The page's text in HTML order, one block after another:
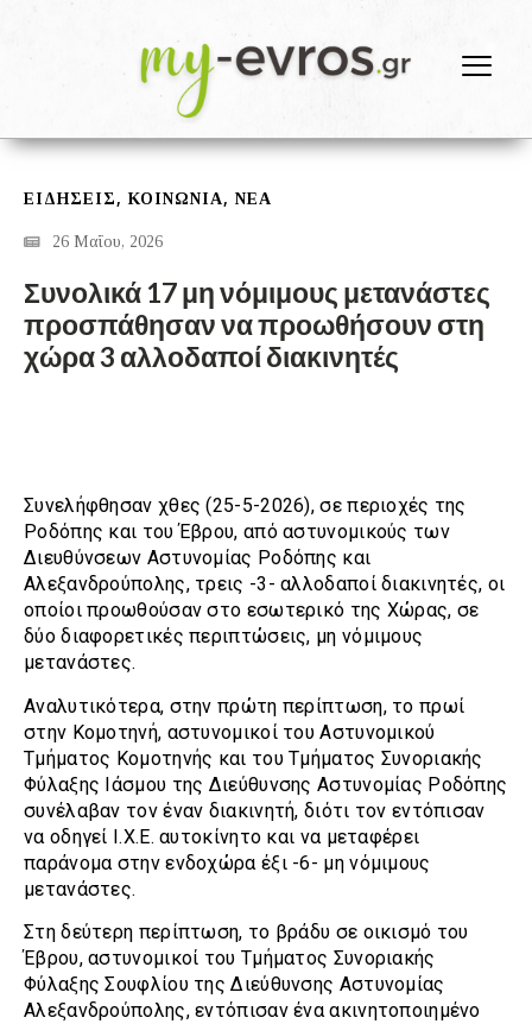
ΕΙΔΗΣΕΙΣ ,ΚΟΙΝΩΝΙΑ, ΝΕΑ
26 Μαΐου, 2026
Συνολικά 17 μη νόμιμους μετανάστες
προσπάθησαν να προωθήσουν στη
χώρα 3 αλλοδαποί διακινητές
Συνελήφθησαν χθες (25-5-2026), σε περιοχές της
Ροδόπης και του Έβρου, από αστυνομικούς των
Διευθύνσεων Αστυνομίας Ροδόπης και
Αλεξανδρούπολης, τρεις -3- αλλοδαποί διακινητές, οι
οποίοι προωθούσαν στο εσωτερικό της Χώρας, σε
δύο διαφορετικές περιπτώσεις, μη νόμιμους
μετανάστες.
Αναλυτικότερα, στην πρώτη περίπτωση, το πρωί
στην Κομοτηνή, αστυνομικοί του Αστυνομικού
Τμήματος Κομοτηνής και του Τμήματος Συνοριακής
Φύλαξης Ιάσμου της Διεύθυνσης Αστυνομίας Ροδόπης
συνέλαβαν τον έναν διακινητή, διότι τον εντόπισαν
να οδηγεί Ι.Χ.Ε. αυτοκίνητο και να μεταφέρει
παράνομα στην ενδοχώρα έξι -6- μη νόμιμους
μετανάστες.
Στη δεύτερη περίπτωση, το βράδυ σε οικισμό του
Έβρου, αστυνομικοί του Τμήματος Συνοριακής
Φύλαξης Σουφλίου της Διεύθυνσης Αστυνομίας
Αλεξανδρούπολης, εντόπισαν ένα ακινητοποιημένο